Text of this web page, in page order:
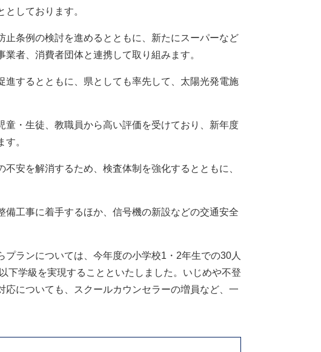
しております。
条例の検討を進めるとともに、新たにスーパーなど
者、消費者団体と連携して取り組みます。
するとともに、県としても率先して、太陽光発電施
・生徒、教職員から高い評価を受けており、新年度
。
安を解消するため、検査体制を強化するとともに、
工事に着手するほか、信号機の新設などの交通安全
ランについては、今年度の小学校1・2年生での30人
下学級を実現することといたしました。いじめや不登
についても、スクールカウンセラーの増員など、一